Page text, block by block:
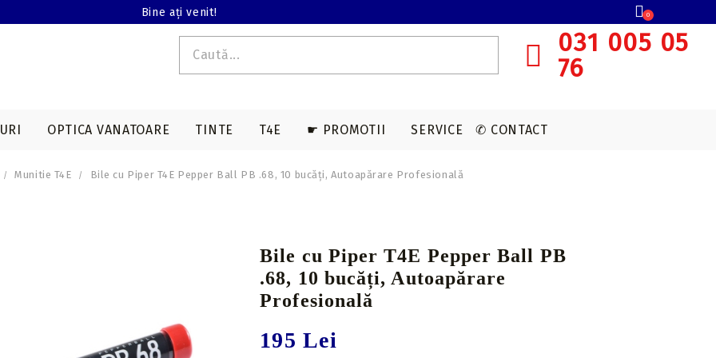
Bine ați venit!
031 005 05
76
0
sageti arbaleta
Genti & huse
Corzi & cabluri
compound
Prese compound
Red dot
Lunete cu magnificare
Accesorii sistem ochire
OPTICA VANATOARE TINTE T4E
CAPSULE CO2
☛ PROMOTII SERVICE ✆ CONTACT
Munitie T4E Bile cu Piper T4E Pepper Ball PB .68, 10 bucăți, Autoapărare Profesională
Bile cu Piper T4E Pepper Ball PB
.68, 10 bucăți, Autoapărare
Profesională
195 Lei